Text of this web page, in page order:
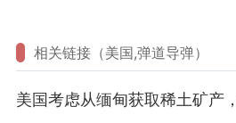
相关链接（美国,弹道导弹）
美国考虑从缅甸获取稀土矿产